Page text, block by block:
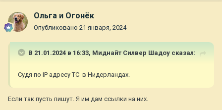
Ольга и Огонёк
Опубликовано 21 января, 2024
В 21.01.2024 в 16:33, Миднайт Силвер Шадоу сказал:
Судя по IP адресу ТС в Нидерландах.
Если так пусть пишут. Я им дам ссылки на них.